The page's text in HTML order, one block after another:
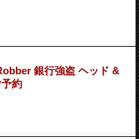
銀行強盗 ヘッド &
約